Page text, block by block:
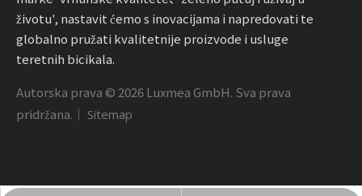
životu', nastavit ćemo s inovacijama i napredovati te
globalno pružati kvalitetnije proizvode i usluge
teretnih bicikala.
Autorska prava © 2026Luxmea GmbH. Sva prava
pridržana.｜ Sitemap